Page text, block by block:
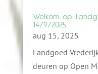
Welkom op
14/9/2025
aug 15, 2025
Landgoed
deuren op Open